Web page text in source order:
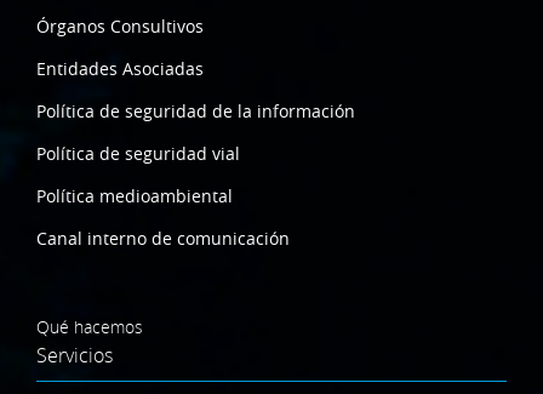
Órganos Consultivos
Entidades Asociadas
Política de seguridad de la información
Política de seguridad vial
Política medioambiental
Canal interno de comunicación
Qué hacemos
Servicios